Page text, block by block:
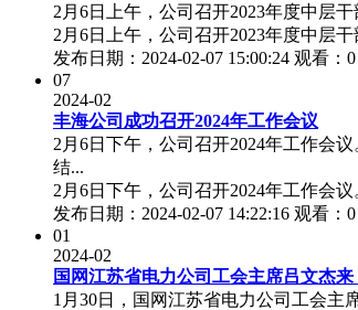
2月6日上午，公司召开2023年度中层
2月6日上午，公司召开2023年度中层
发布日期：2024-02-07 15:00:24 观看：0
07
2024-02
丰海公司成功召开2024年工作会议
2月6日下午，公司召开2024年工作会
结...
2月6日下午，公司召开2024年工作会
发布日期：2024-02-07 14:22:16 观看：0
01
2024-02
国网江苏省电力公司工会主席吕文杰
1月30日，国网江苏省电力公司工会主